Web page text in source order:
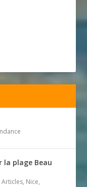
la plage Beau
Articles, Nice,